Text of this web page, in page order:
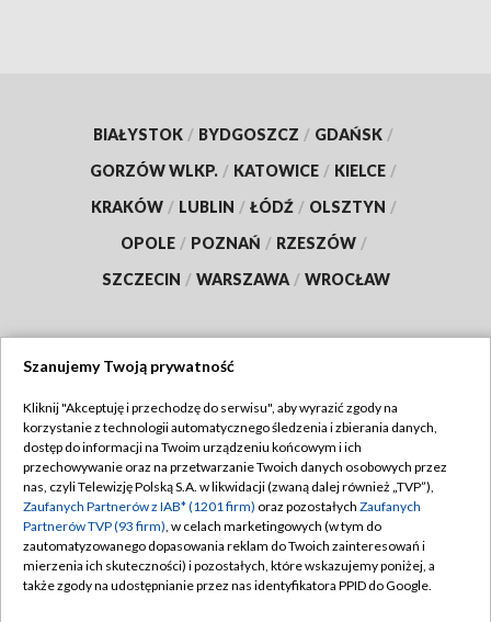
BIAŁYSTOK / BYDGOSZCZ / GDAŃSK /
GORZÓW WLKP. / KATOWICE / KIELCE /
KRAKÓW / LUBLIN / ŁÓDŹ / OLSZTYN /
OPOLE / POZNAŃ / RZESZÓW /
SZCZECIN / WARSZAWA / WROCŁAW
TVP
Abonament TVP
Emisja w TVP
Centrum informacji TVP
Naziemna Telewizja Cyfrowa
Regulamin TVP
Polityka prywatności
Moje zgody
Pomoc
Szanujemy Twoją prywatność
Kliknij "Akceptuję i przechodzę do serwisu", aby wyrazić zgody na
korzystanie z technologii automatycznego śledzenia i zbierania danych,
dostęp do informacji na Twoim urządzeniu końcowym i ich
przechowywanie oraz na przetwarzanie Twoich danych osobowych przez
nas, czyli Telewizję Polską S.A. w likwidacji (zwaną dalej również „TVP”),
Zaufanych Partnerów z IAB* (1201 firm) oraz pozostałych Zaufanych
Partnerów TVP (93 firm), w celach marketingowych (w tym do
zautomatyzowanego dopasowania reklam do Twoich zainteresowań i
mierzenia ich skuteczności) i pozostałych, które wskazujemy poniżej, a
także zgody na udostępnianie przez nas identyfikatora PPID do Google.